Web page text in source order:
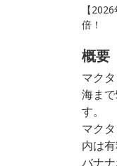
【
倍！
概要
マク
海ま
す。
マク
内は有
バナ